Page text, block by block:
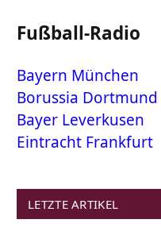
Fußball-Radio
Bayern München
Borussia Dortmund
Bayer Leverkusen
Eintracht Frankfurt
LETZTE ARTIKEL